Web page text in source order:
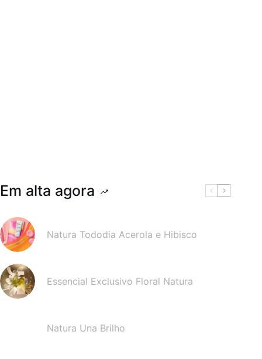
Em alta agora
Natura Tododia Acerola e Hibisco
Essencial Exclusivo Floral Natura
Natura Una Brilho